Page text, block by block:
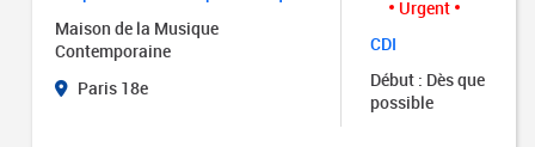
Maison de la Musique
Contemporaine
Paris 18e
Urgent
CDI
Début : Dès que
possible